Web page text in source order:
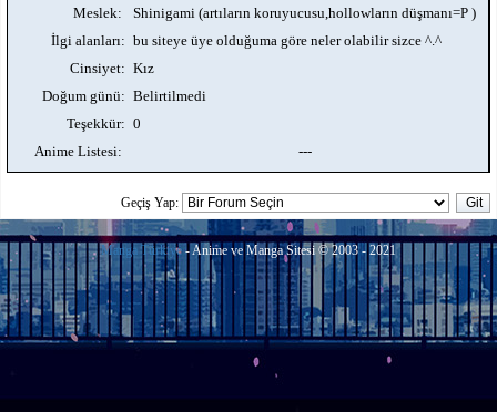
Meslek:
Shinigami (artıların koruyucusu,hollowların düşmanı=P )
İlgi alanları: bu siteye üye olduğuma göre neler olabilir sizce ^.^
Cinsiyet: Kız
Doğum günü: Belirtilmedi
Teşekkür: 0
Anime Listesi:
---
Geçiş Yap:
Manga Türkiye- Anime ve Manga Sitesi © 2003 - 2021